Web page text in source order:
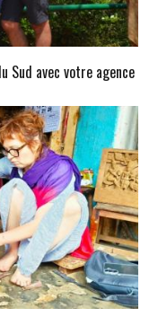
Sud avec votre agence